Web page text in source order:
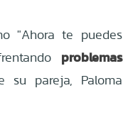
"Ahora te puedes
problemas
pareja, Paloma